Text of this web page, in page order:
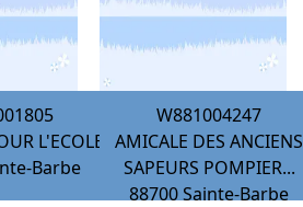
L'ECOLE
Barbe
W881004247
AMICALE DES ANCIENS
SAPEURS POMPIER...
88700Sainte-Barbe